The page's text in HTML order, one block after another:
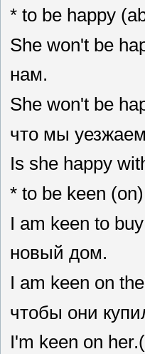
* to be happy
She won't be
нам.
She won't be
что мы
Is she happy
* to be keen
I am keen to
новый дом.
I am keen on
чтобы они
I'm keen on